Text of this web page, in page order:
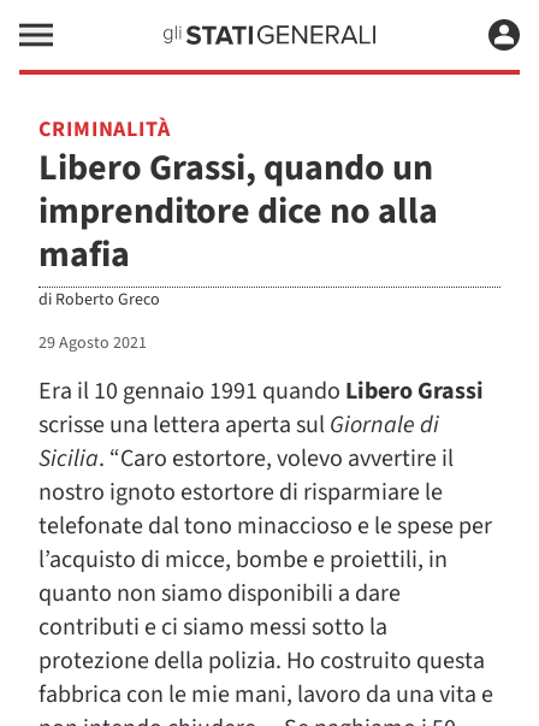
CRIMINALITÀ
Libero Grassi, quando un
imprenditore dice no alla
mafia
di Roberto Greco
29 Agosto 2021
Era il 10 gennaio 1991 quando Libero Grassi
scrisse una lettera aperta sulGiornale di
Sicilia. “Caro estortore, volevo avvertire il
nostro ignoto estortore di risparmiare le
telefonate dal tono minaccioso e le spese per
l’acquisto di micce, bombe e proiettili, in
quanto non siamo disponibili a dare
contributi e ci siamo messi sotto la
protezione della polizia. Ho costruito questa
fabbrica con le mie mani, lavoro da una vita e